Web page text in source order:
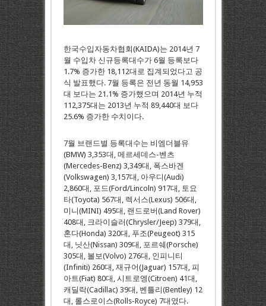
한국수입자동차협회(KAIDA)는 2014년 7
월 수입차 신규등록대수가 6월 등록보다
1.7% 증가한 18,112대로 집계되었다고 공
식 발표했다. 7월 등록은 전년 동월 14,953
대 보다는 21.1% 증가했으며 2014년 누적
112,375대는 2013년 누적 89,440대 보다
25.6% 증가한 수치이다.
7월 브랜드별 등록대수는 비엠더블유
(BMW) 3,353대, 메르세데스-벤츠
(Mercedes-Benz) 3,349대, 폭스바겐
(Volkswagen) 3,157대, 아우디(Audi)
2,860대, 포드(Ford/Lincoln) 917대, 토요
타(Toyota) 567대, 렉서스(Lexus) 506대,
미니(MINI) 495대, 랜드로버(Land Rover)
408대, 크라이슬러(Chrysler/Jeep) 379대,
혼다(Honda) 320대, 푸조(Peugeot) 315
대, 닛산(Nissan) 309대, 포르쉐(Porsche)
305대, 볼보(Volvo) 276대, 인피니티
(Infiniti) 260대, 재규어(Jaguar) 157대, 피
아트(Fiat) 80대, 시트로엥(Citroen) 41대,
캐딜락(Cadillac) 39대, 벤틀리(Bentley) 12
대, 롤스로이스(Rolls-Royce) 7대였다.